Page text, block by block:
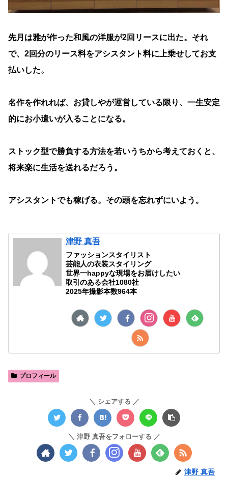
先月は雅が作った和風の洋服が2回リースに出た。それ
で、2回分のリース料をアシスタント料に上乗せしてお支
払いした。
名作を作れれば、お貸しやが運営している限り、一生安定
的にお小遣いが入ることになる。
ストック型で勝負する方法を若いうちから考えておくと、
将来楽に生活を送れるだろう。
アシスタントでも稼げる。その頭を忘れずにいよう。
津野 真吾
ファッションスタイリスト
芸能人の衣装スタイリング
世界一happyな現場をお届けしたい
取引のある会社1080社
2025年撮影本数964本
プロフィール
シェアする
津野 真吾をフォローする
津野 真吾